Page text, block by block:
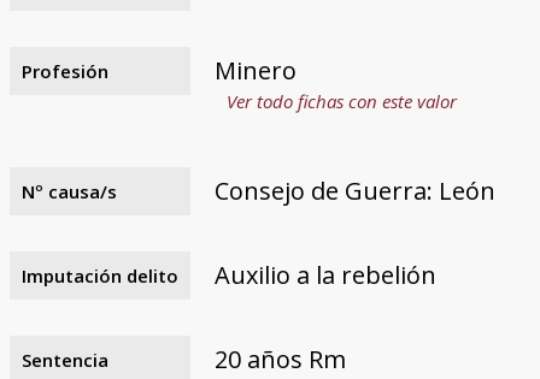
Profesión Minero
Ver todo fichas con este valor
Nº causa/s Consejo de Guerra: León
Imputación delito Auxilio a la rebelión
Sentencia 20 años Rm